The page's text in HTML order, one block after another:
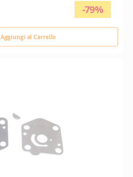
-79%
Aggiungi al Carrello